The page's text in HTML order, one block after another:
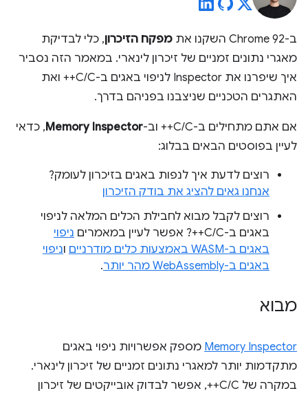
ב-Chrome 92 השקנו את מפקח הזיכרון, כלי לבדיקת
מאגרי נתונים זמניים של זיכרון לינארי. במאמר הזה נסביר
איך שיפרנו את Inspector לניפוי באגים ב-C/C++ ואת
האתגרים הטכניים שניצבנו בפניהם בדרך.
אם אתם מתחילים ב-C/C++ וב- Memory Inspector, כדאי
לעיין בפוסטים הבאים בבלוג:
רוצים לדעת איך לנפות באגים בזיכרון לעומק?
אנחנו גאים להציג את בודק הזיכרון
רוצים לקבל מבוא לחבילת הכלים המלאה לניפוי
באגים ב-C/C++? אפשר לעיין במאמרים
ניפוי
באגים ב-WASM באמצעות כלים מודרניים
וניפוי
באגים ב-WebAssembly מהר יותר
.
מבוא
Memory Inspector מספק אפשרויות ניפוי באגים
מתקדמות יותר למאגרי נתונים זמניים של זיכרון לינארי.
במקרה של C/C++, אפשר לבדוק אובייקטים של זיכרון